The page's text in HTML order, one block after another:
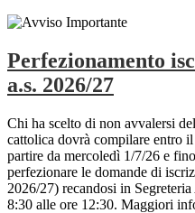
Perfezionamento
a.s. 2026/27
Chi ha scelto di non avvalersi
cattolica dovrà compilare entro
partire da mercoledì 1/7/26 e
perfezionare le domande di
2026/27) recandosi in
8:30 alle ore 12:30. Maggiori